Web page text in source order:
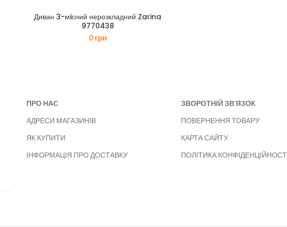
Диван 3-мiсний нерозкладний Zarina
9770438
0 грн
ПРО НАС
АДРЕСИ МАГАЗИНІВ
ЯК КУПИТИ
ІНФОРМАЦІЯ ПРО ДОСТАВКУ
ЗВОРОТНІЙ ЗВ’ЯЗОК
ПОВЕРНЕННЯ ТОВАРУ
КАРТА САЙТУ
ПОЛІТИКА